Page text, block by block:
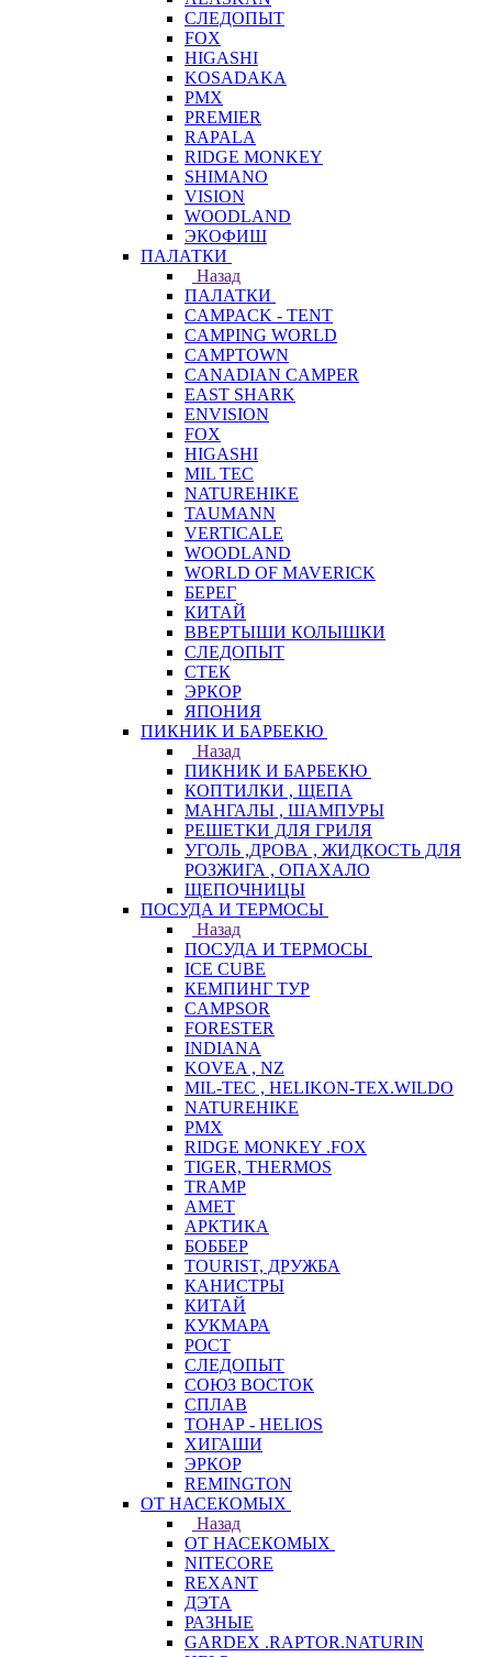
СЛЕДОПЫТ
FOX
HIGASHI
KOSADAKA
PMX
PREMIER
RAPALA
RIDGE MONKEY
SHIMANO
VISION
WOODLAND
ЭКОФИШ
ПАЛАТКИ
Назад
ПАЛАТКИ
CAMPACK - TENT
CAMPING WORLD
CAMPTOWN
CANADIAN CAMPER
EAST SHARK
ENVISION
FOX
HIGASHI
MIL TEC
NATUREHIKE
TAUMANN
VERTICALE
WOODLAND
WORLD OF MAVERICK
БЕРЕГ
КИТАЙ
ВВЕРТЫШИ КОЛЫШКИ
СЛЕДОПЫТ
СТЕК
ЭРКОР
ЯПОНИЯ
ПИКНИК И БАРБЕКЮ
Назад
ПИКНИК И БАРБЕКЮ
КОПТИЛКИ , ЩЕПА
МАНГАЛЫ , ШАМПУРЫ
РЕШЕТКИ ДЛЯ ГРИЛЯ
УГОЛЬ ,ДРОВА , ЖИДКОСТЬ ДЛЯ
РОЗЖИГА , ОПАХАЛО
ЩЕПОЧНИЦЫ
ПОСУДА И ТЕРМОСЫ
Назад
ПОСУДА И ТЕРМОСЫ
ICE CUBE
КЕМПИНГ ТУР
CAMPSOR
FORESTER
INDIANA
KOVEA , NZ
MIL-TEC , HELIKON-TEX.WILDO
NATUREHIKE
PMX
RIDGE MONKEY .FOX
TIGER, THERMOS
TRAMP
АМЕТ
АРКТИКА
БОББЕР
TOURIST, ДРУЖБА
КАНИСТРЫ
КИТАЙ
КУКМАРА
РОСТ
СЛЕДОПЫТ
СОЮЗ ВОСТОК
СПЛАВ
ТОНАР - HELIOS
ХИГАШИ
ЭРКОР
REMINGTON
ОТ НАСЕКОМЫХ
Назад
ОТ НАСЕКОМЫХ
NITECORE
REXANT
ДЭТА
РАЗНЫЕ
GARDEX .RAPTOR.NATURIN